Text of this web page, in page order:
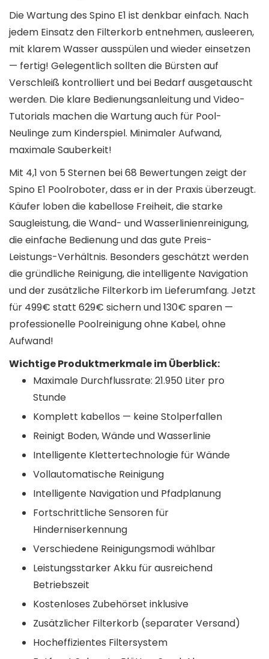
Die Wartung des Spino E1 ist denkbar einfach. Nach
jedem Einsatz den Filterkorb entnehmen, ausleeren,
mit klarem Wasser ausspülen und wieder einsetzen
— fertig! Gelegentlich sollten die Bürsten auf
Verschleiß kontrolliert und bei Bedarf ausgetauscht
werden. Die klare Bedienungsanleitung und Video-
Tutorials machen die Wartung auch für Pool-
Neulinge zum Kinderspiel. Minimaler Aufwand,
maximale Sauberkeit!
Mit 4,1 von 5 Sternen bei 68 Bewertungen zeigt der
Spino E1 Poolroboter, dass er in der Praxis überzeugt.
Käufer loben die kabellose Freiheit, die starke
Saugleistung, die Wand- und Wasserlinienreinigung,
die einfache Bedienung und das gute Preis-
Leistungs-Verhältnis. Besonders geschätzt werden
die gründliche Reinigung, die intelligente Navigation
und der zusätzliche Filterkorb im Lieferumfang. Jetzt
für 499€ statt 629€ sichern und 130€ sparen —
professionelle Poolreinigung ohne Kabel, ohne
Aufwand!
Wichtige Produktmerkmale im Überblick:
Maximale Durchflussrate: 21.950 Liter pro
Stunde
Komplett kabellos — keine Stolperfallen
Reinigt Boden, Wände und Wasserlinie
Intelligente Klettertechnologie für Wände
Vollautomatische Reinigung
Intelligente Navigation und Pfadplanung
Fortschrittliche Sensoren für
Hinderniserkennung
Verschiedene Reinigungsmodi wählbar
Leistungsstarker Akku für ausreichend
Betriebszeit
Kostenloses Zubehörset inklusive
Zusätzlicher Filterkorb (separater Versand)
Hocheffizientes Filtersystem